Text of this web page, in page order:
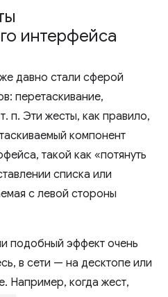
интерфейса
давно стали сферой
перетаскивание,
п. Эти жесты, как правило,
компонент
такой как «потянуть
списка или
с левой стороны
подобный эффект очень
в сети — на десктопе или
Например, когда жест,